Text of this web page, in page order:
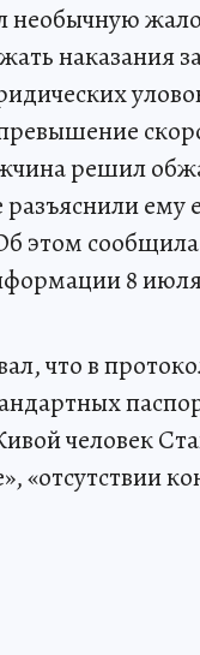
необычную
наказания
решил
ему
этом
8
что в
человек
«отсутствии